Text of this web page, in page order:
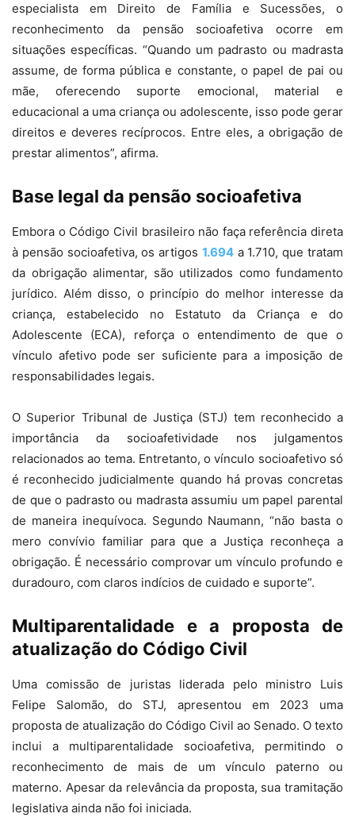
especialista em Direito de Família e Sucessões, o
reconhecimento da pensão socioafetiva ocorre em
situações específicas. “Quando um padrasto ou madrasta
assume, de forma pública e constante, o papel de pai ou
mãe, oferecendo suporte emocional, material e
educacional a uma criança ou adolescente, isso pode gerar
direitos e deveres recíprocos. Entre eles, a obrigação de
prestar alimentos”, afirma.
Base legal da pensão socioafetiva
Embora o Código Civil brasileiro não faça referência direta
à pensão socioafetiva, os artigos 1.694a 1.710, que tratam
da obrigação alimentar, são utilizados como fundamento
jurídico. Além disso, o princípio do melhor interesse da
criança, estabelecido no Estatuto da Criança e do
Adolescente (ECA), reforça o entendimento de que o
vínculo afetivo pode ser suficiente para a imposição de
responsabilidades legais.
O Superior Tribunal de Justiça (STJ) tem reconhecido a
importância da socioafetividade nos julgamentos
relacionados ao tema. Entretanto, o vínculo socioafetivo só
é reconhecido judicialmente quando há provas concretas
de que o padrasto ou madrasta assumiu um papel parental
de maneira inequívoca. Segundo Naumann, “não basta o
mero convívio familiar para que a Justiça reconheça a
obrigação. É necessário comprovar um vínculo profundo e
duradouro, com claros indícios de cuidado e suporte”.
Multiparentalidade e a proposta de
atualização do Código Civil
Uma comissão de juristas liderada pelo ministro Luis
Felipe Salomão, do STJ, apresentou em 2023 uma
proposta de atualização do Código Civil ao Senado. O texto
inclui a multiparentalidade socioafetiva, permitindo o
reconhecimento de mais de um vínculo paterno ou
materno. Apesar da relevância da proposta, sua tramitação
legislativa ainda não foi iniciada.